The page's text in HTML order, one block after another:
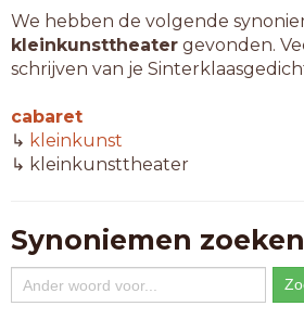
We hebben de volgende
kleinkunsttheater gevonden.
schrijven van je
cabaret
↳ kleinkunst
↳ kleinkunsttheater
Synoniemen zoeken